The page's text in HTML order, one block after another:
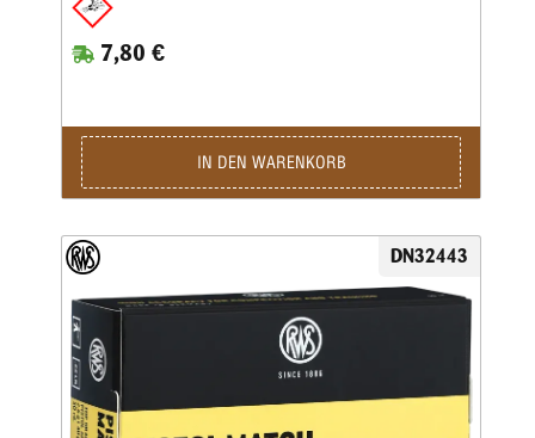
sie zu einer idealen Patrone für Einsteiger und alle Schützen,
die ihr Trainings-Budget schonen möchten.Kaliber: .22 lr •
Gewicht: 2,6 g • Grains: 40 • Geschoss-Art: BR • Bleifrei:
Nein • Waffentyp: Gewehr / Pistole • Anwendungsgebiete:
Salonschießen (DK), Sommerbiathlon, Plinking,
Sportpistole, Standardpistole, Feldpistole
7,80 €
IN DEN WARENKORB
DN32443